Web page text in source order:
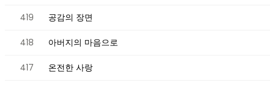
419 공감의 장면
418 아버지의 마음으로
417 온전한 사랑